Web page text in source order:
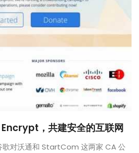
，共建安全的互联网
歌对沃通和 StartCom 这两家 CA 公